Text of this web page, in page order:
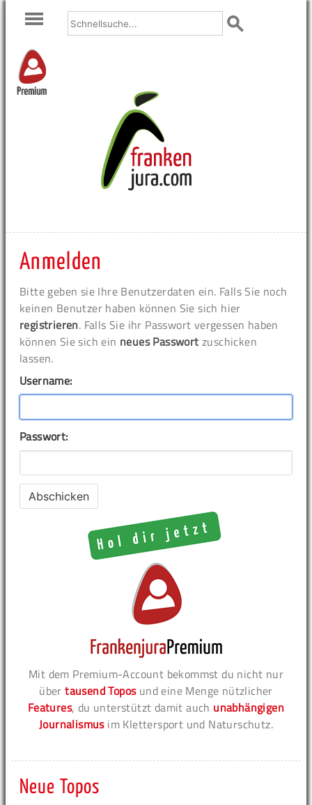
Premium
Anmelden
Bitte geben sie Ihre Benutzerdaten ein. Falls Sie noch
keinen Benutzer haben können Sie sich hier
registrieren. Falls Sie ihr Passwort vergessen haben
können Sie sich ein neues Passwort zuschicken
lassen.
Username:
Passwort:
Mit dem Premium-Account bekommst du nicht nur
übertausend Toposund eine Menge nützlicher
Features, du unterstützt damit auch unabhängigen
Journalismusim Klettersport und Naturschutz.
Neue Topos